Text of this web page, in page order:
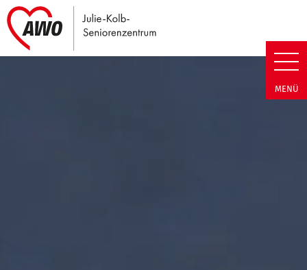
Julie-Kolb-Seniorenzentrum |
MENÜ